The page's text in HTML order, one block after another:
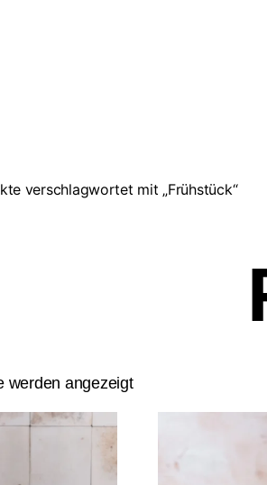
verschlagwortet mit „Frühstück“
werden angezeigtNach